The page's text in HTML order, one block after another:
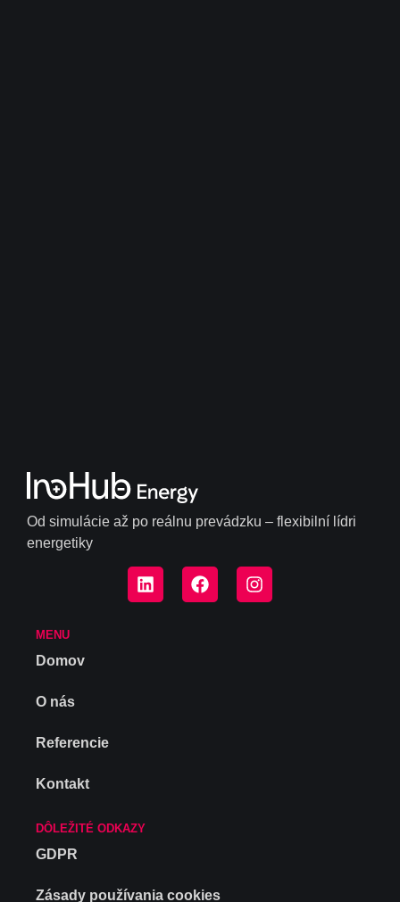
Od simulácie až po reálnu prevádzku – flexibilní lídri
energetiky
MENU
Domov
O nás
Referencie
Kontakt
DÔLEŽITÉ ODKAZY
GDPR
Zásady používania cookies